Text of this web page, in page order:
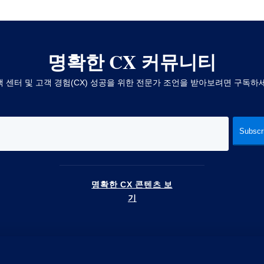
명확한 CX 커뮤니티
센터 및 고객 경험(CX) 성공을 위한 전문가 조언을 받아보려면 구독하
명확한 CX 콘텐츠 보
기